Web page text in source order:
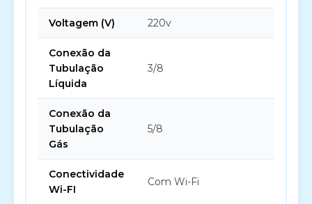
Voltagem (V) 220v
Conexão da
Tubulação
Líquida
3/8
Conexão da
Tubulação
Gás
5/8
Conectividade
Wi-FI
Com Wi-Fi